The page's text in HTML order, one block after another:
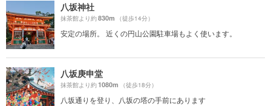
八坂神社
抹茶館より約830m （徒歩14分）
安定の場所。 近くの円山公園駐車場もよく使います。
八坂庚申堂
抹茶館より約1080m （徒歩18分）
八坂通りを登り、八坂の塔の手前にあります